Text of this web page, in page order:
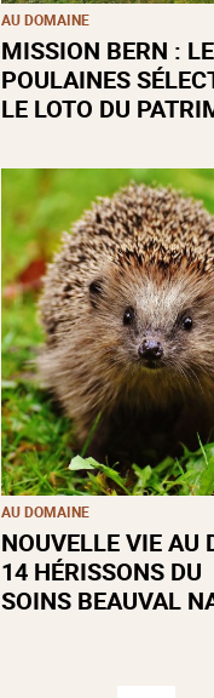
AU DOMAINE
MISSION BERN :
POULAINES
LE LOTO DU
AU DOMAINE
NOUVELLE VIE AU
14 HÉRISSONS DU
SOINS BEAUVAL